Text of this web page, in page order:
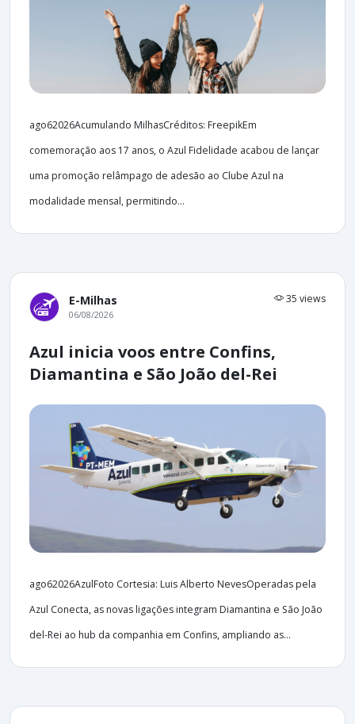
ago62026Acumulando MilhasCréditos: FreepikEm
comemoração aos 17 anos, o Azul Fidelidade acabou de lançar
uma promoção relâmpago de adesão ao Clube Azul na
modalidade mensal, permitindo...
E-Milhas 35 views
06/08/2026
Azul inicia voos entre Confins,
Diamantina e São João del-Rei
ago62026AzulFoto Cortesia: Luis Alberto NevesOperadas pela
Azul Conecta, as novas ligações integram Diamantina e São João
del-Rei ao hub da companhia em Confins, ampliando as...